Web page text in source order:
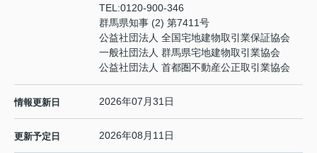
TEL:0120-900-346
群馬県知事 (2) 第7411号
公益社団法人 全国宅地建物取引業保証協会
一般社団法人 群馬県宅地建物取引業協会
公益社団法人 首都圏不動産公正取引業協会
情報更新日 2026年07月31日
更新予定日 2026年08月11日